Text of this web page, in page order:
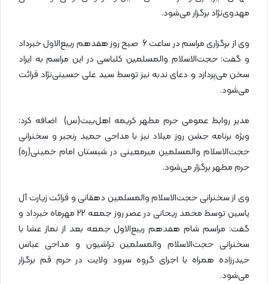
مهدوی‌نژاد برگزار می‌شود.
وی از برگزاری مراسم در ساعت 6 صبح روز هفدهم ربیع‌الاول خبرداد
و گفت: حجت‌الاسلام والمسلمین کلباسی در این مراسم به ایراد
سخن می‌پردازد و دعای ندبه نیز توسط سید علی حسینی‌نژاد قرائت
می‌شود.
مدیر روابط عمومی حرم مطهر کریمه اهل‌بیت(س) اضافه کرد:
ویژه برنامه جشن روز میلاد نیز با مداحی حمید رنجبر و سخنرانی
حجت‌الاسلام والمسلمین میرمعینی در شبستان امام خمینی(ره)
حرم مطهر برگزار می‌شود.
وی از سخنرانی حجت‌الاسلام والمسلمین دهقانی و قرائت زیارت آل
یاسین توسط محمد ریحانی در عصر روز جمعه 22 مهرماه خبرداد و
گفت: مراسم شام هفدهم ربیع‌الاول جمعه بعد از نماز عشا با
سخنرانی حجت‌الاسلام والمسلمین تراشیون و مداحی عباس
حیدرزاده همراه با اجرای گروه سرود ولایت در حرم قم برگزار
می‌شود.